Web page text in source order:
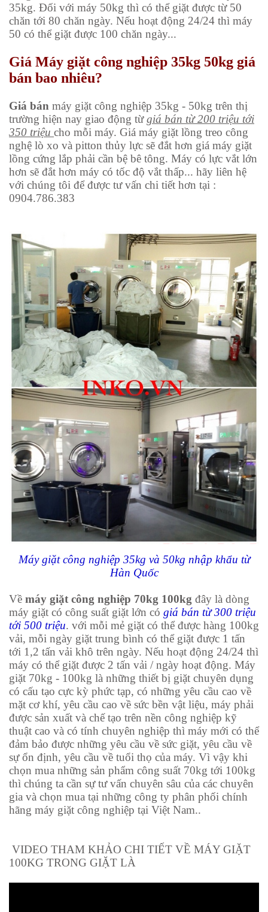
35kg. Đối với máy 50kg thì có thể giặt được từ 50
chăn tới 80 chăn ngày. Nếu hoạt động 24/24 thì máy
50 có thể giặt được 100 chăn ngày...
Giá Máy giặt công nghiệp 35kg 50kg giá
bán bao nhiêu?
Giá bán máy giặt công nghiệp 35kg - 50kg trên thị
trường hiện nay giao động từgiá bán từ 200 triệu tới
350 triệu cho mỗi máy. Giá máy giặt lồng treo công
nghệ lò xo và pitton thủy lực sẽ đắt hơn giá máy giặt
lồng cứng lắp phải cần bệ bê tông. Máy có lực vắt lớn
hơn sẽ đắt hơn máy có tốc độ vắt thấp... hãy liên hệ
với chúng tôi để được tư vấn chi tiết hơn tại :
0904.786.383
Máy giặt công nghiệp 35kg và 50kg nhập khẩu từ
Hàn Quốc
Về máy giặt công nghiệp 70kg 100kg đây là dòng
máy giặt có công suất giặt lớn có giá bán từ 300 triệu
tới 500 triệu. với mỗi mẻ giặt có thể được hàng 100kg
vải, mỗi ngày giặt trung bình có thể giặt được 1 tấn
tới 1,2 tấn vải khô trên ngày. Nếu hoạt động 24/24 thì
máy có thể giặt được 2 tấn vải / ngày hoạt động. Máy
giặt 70kg - 100kg là những thiết bị giặt chuyên dụng
có cấu tạo cực kỳ phức tạp, có những yêu cầu cao về
mặt cơ khí, yêu cầu cao về sức bền vật liệu, máy phải
được sản xuất và chế tạo trên nền công nghiệp kỹ
thuật cao và có tính chuyên nghiệp thì máy mới có thể
đảm bảo được những yêu cầu về sức giặt, yêu cầu về
sự ổn định, yêu cầu về tuổi thọ của máy. Vì vậy khi
chọn mua những sản phẩm công suất 70kg tới 100kg
thì chúng ta cần sự tư vấn chuyên sâu của các chuyên
gia và chọn mua tại những công ty phân phối chính
hãng máy giặt công nghiệp tại Việt Nam..
VIDEO THAM KHẢO CHI TIẾT VỀ MÁY GIẶT
100KG TRONG GIẶT LÀ